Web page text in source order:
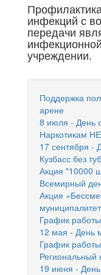
инфекций с
передачи
учреждении.
Поддержка
арене
8 июля - День
Наркотикам
17 сентября -
Кузбасс без
Акция "10000
Всемирный
Акция
График
12 мая - День
График
Региональный
19 июня -